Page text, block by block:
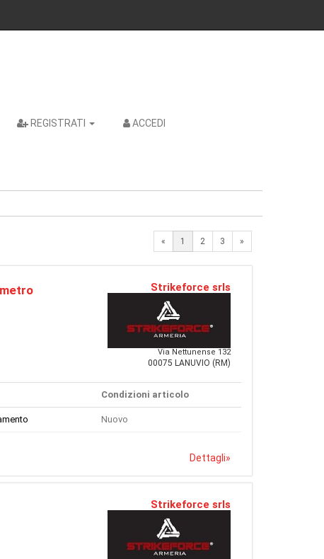
REGISTRATI ACCEDI
« 1 2 3 »
Strikeforce srls
Via Nettunense 132
00075 LANUVIO (RM)
Condizioni articolo
Nuovo
Dettagli»
Strikeforce srls